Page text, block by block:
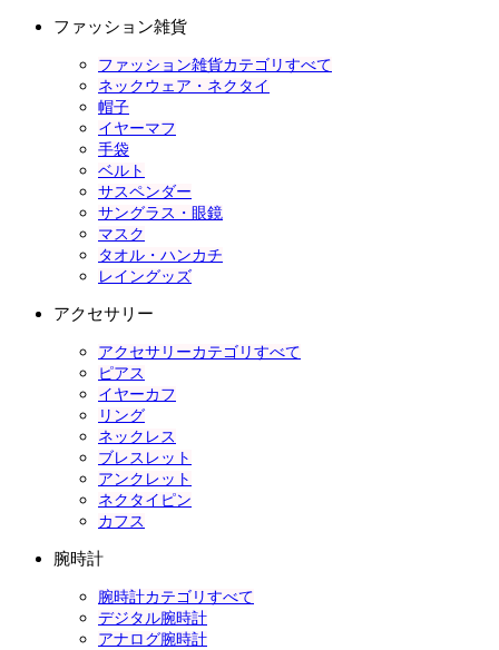
ファッション雑貨
ファッション雑貨カテゴリすべて
ネックウェア・ネクタイ
帽子
イヤーマフ
手袋
ベルト
サスペンダー
サングラス・眼鏡
マスク
タオル・ハンカチ
レイングッズ
アクセサリー
アクセサリーカテゴリすべて
ピアス
イヤーカフ
リング
ネックレス
ブレスレット
アンクレット
ネクタイピン
カフス
腕時計
腕時計カテゴリすべて
デジタル腕時計
アナログ腕時計